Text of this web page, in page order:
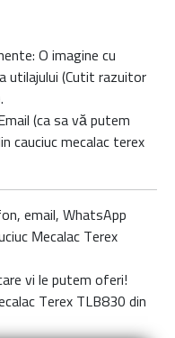
O imagine cu
utilajului (Cutit razuitor
(ca sa vă putem
cauciuc mecalac terex
email, WhatsApp
Mecalac Terex
vi le putem oferi!
Terex TLB830 din